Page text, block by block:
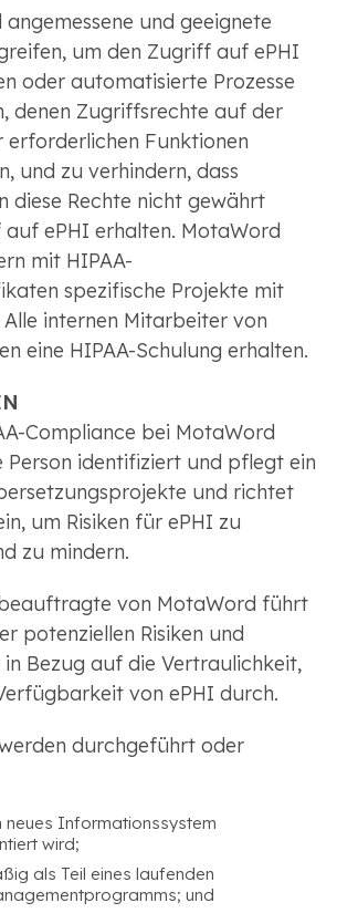
und geeignete
um den Zugriff auf ePHI
oder automatisierte Prozesse
denen Zugriffsrechte auf der
erforderlichen Funktionen
und zu verhindern, dass
diese Rechte nicht gewährt
ePHI erhalten. MotaWord
mit HIPAA-
spezifische Projekte mit
internen Mitarbeiter von
eine HIPAA-Schulung erhalten.
Compliance bei MotaWord
identifiziert und pflegt ein
und richtet
um Risiken für ePHI zu
zu mindern.
von MotaWord führt
potenziellen Risiken und
in Bezug auf die Vertraulichkeit,
von ePHI durch.
durchgeführt oder
neues Informationssystem
wird;
als Teil eines laufenden
und